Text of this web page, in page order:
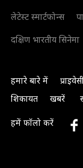
लेटेस्ट स्मार्टफोन्स
दक्षिण भारतीय सिनेमा
हमारे बारे में
शिकायत
खबरें
हमें फॉलो करें